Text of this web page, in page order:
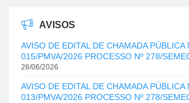
AVISOS
AVISO DE EDITAL DE CHAMADA PÚBLICA
015/PMVA/2026 PROCESSO Nº 278/
26/06/2026
AVISO DE EDITAL DE CHAMADA PÚBLICA
013/PMVA/2026 PROCESSO Nº 278/